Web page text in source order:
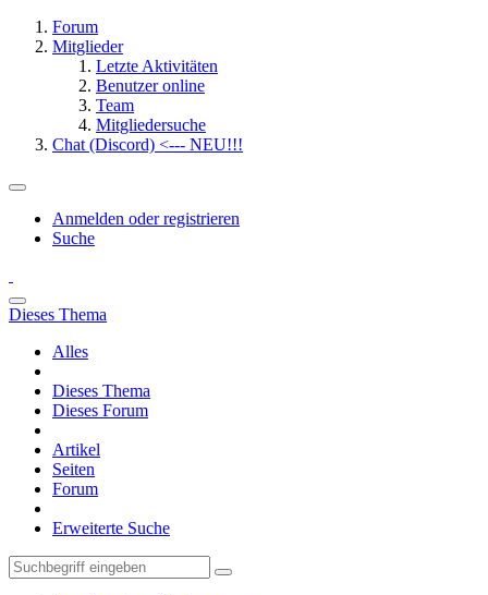
Forum
Mitglieder
Letzte Aktivitäten
Benutzer online
Team
Mitgliedersuche
Chat (Discord) <--- NEU!!!
Anmelden oder registrieren
Suche
Dieses Thema
Alles
Dieses Thema
Dieses Forum
Artikel
Seiten
Forum
Erweiterte Suche